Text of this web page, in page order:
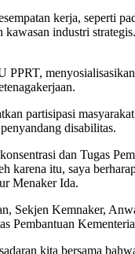
kerja, seperti
industri
PPRT,
partisipasi
disabilitas.
dan Tugas
karena itu, saya
Menaker Ida.
Sekjen Kemnaker,
Pembantuan
kita bersama